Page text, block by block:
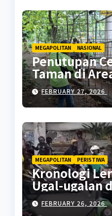
MEGAPOLITAN NASIONAL
Penutupan
Taman di
Cegah
FEBRUARY 27, 2026
MEGAPOLITAN PERISTIWA
Kronologi
Ugal-ugalan
Pusat
FEBRUARY 26, 2026